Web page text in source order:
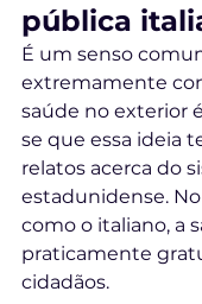
pública
É um senso
extremamente
saúde no exterior
se que essa ideia
relatos acerca do
estadunidense.
como o italiano, a
praticamente
cidadãos.